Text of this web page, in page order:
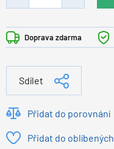
Doprava zdarma
Sdílet
Přidat do porovnání
Přidat do oblíbených